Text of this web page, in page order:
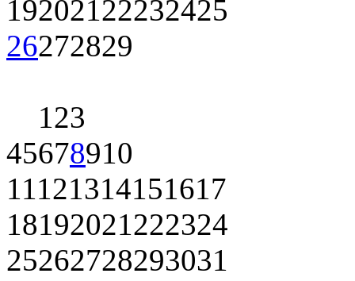
19202122232425
26272829
123
45678910
11121314151617
18192021222324
25262728293031